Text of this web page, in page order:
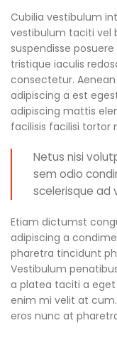
Cubilia vestibulum
vestibulum taciti vel
suspendisse
tristique iaculis
consectetur.
adipiscing a est
adipiscing mattis
facilisis facilisi tortor
Netus nisi
sem odio
scelerisque ad
Etiam dictumst
adipiscing a
pharetra tincidunt
Vestibulum
a platea taciti a
enim mi velit at
eros nunc at